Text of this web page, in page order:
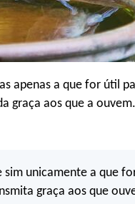
apenas a que for útil
graça aos que a ouvem.
sim unicamente a que
graça aos que